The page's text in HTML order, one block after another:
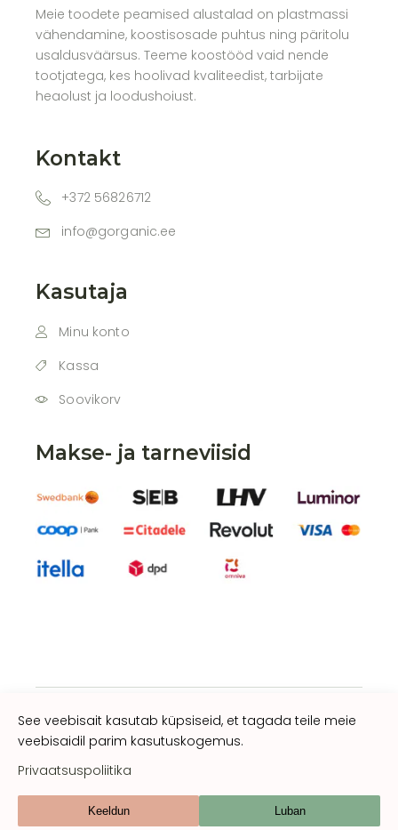
See veebisait kasutab küpsiseid, et tagada teile meie
veebisaidil parim kasutuskogemus.
Privaatsuspoliitika
Keeldun Luban
Meie toodete peamised alustalad on plastmassi
vähendamine, koostisosade puhtus ning päritolu
usaldusväärsus. Teeme koostööd vaid nende
tootjatega, kes hoolivad kvaliteedist, tarbijate
heaolust ja loodushoiust.
Kontakt
+372 56826712
info@gorganic.ee
Kasutaja
Minu konto
Kassa
Soovikorv
Makse- ja tarneviisid
gorganic.eePrivaatsuspoliitika
Sotsiaalmeedia: